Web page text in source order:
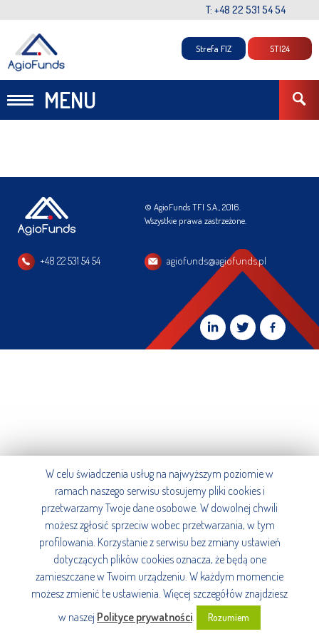
T: +48 22 531 54 54
MENU
Strefa FIZ STI24
© AgioFunds TFI S.A., 2016.
Wszystkie prawa zastrzeżone.
+48 22 531 54 54 agiofunds@agiofunds.pl
W celu świadczenia usług na najwyższym poziomie w
ramach naszego serwisu stosujemy pliki cookies i
przetwarzamy Twoje dane osobowe. W dowolnej chwili
możesz zgłosić sprzeciw wobec przetwarzania, w tym
profilowania. Korzystanie z serwisu bez zmiany ustawień
dotyczących plików cookies oznacza, że będą one
zamieszczane w Twoim urządzeniu. W każdym momencie
możesz zmienić te ustawienia. Więcej szczegółów znajdziesz
w naszej Polityce prywatności. Rozumiem